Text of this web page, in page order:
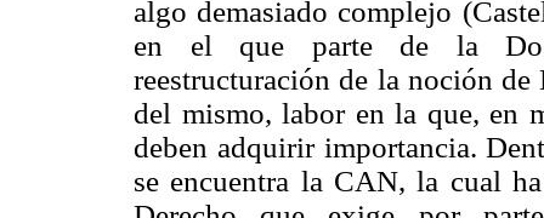
algo demasiado complejo
en el que parte de la
reestructuración de la noción
del mismo, labor en la que, en
deben adquirir importancia.
se encuentra la CAN, la cual